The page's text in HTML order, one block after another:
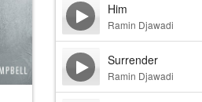
Him
Ramin Djawadi
Surrender
Ramin Djawadi